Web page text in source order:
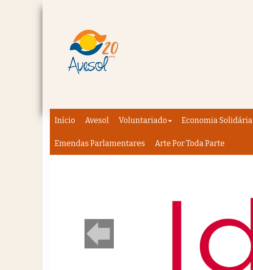
Início Avesol Voluntariado Economia Solidária
Emendas Parlamentares Arte Por Toda Parte